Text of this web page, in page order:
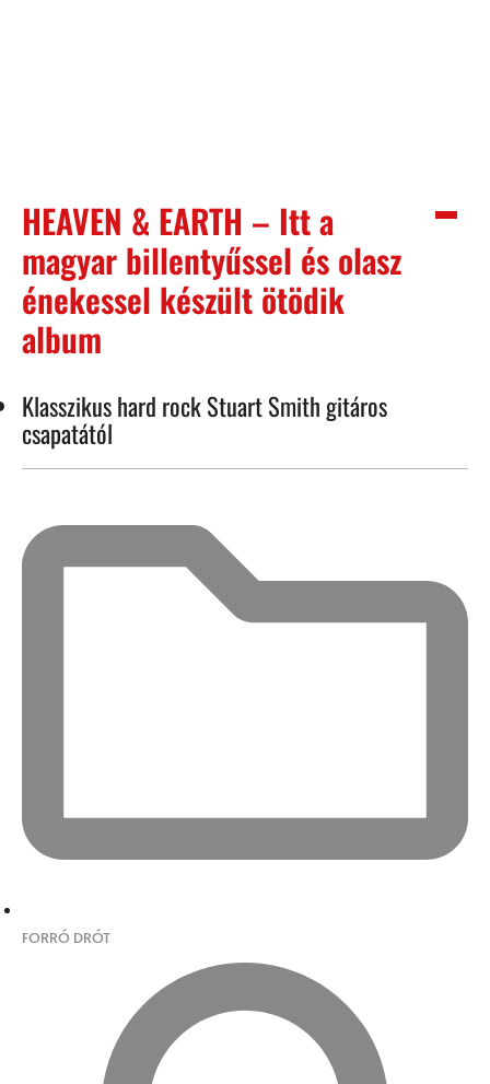
HEAVEN & EARTH – Itt a
magyar billentyűssel és olasz
énekessel készült ötödik
album
Klasszikus hard rock Stuart Smith gitáros
csapatától
FORRÓ DRÓT